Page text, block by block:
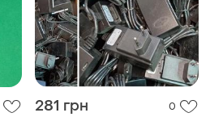
281 грн
0